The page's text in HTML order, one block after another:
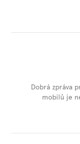
Dobrá zpráva
mobilů je